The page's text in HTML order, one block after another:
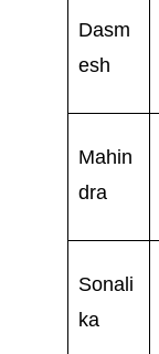
Dasm
esh
Mahin
dra
Sonali
ka